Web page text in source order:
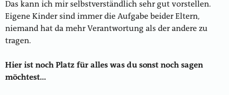
Das kann ich mir selbstverständlich sehr gut vorstellen.
Eigene Kinder sind immer die Aufgabe beider Eltern,
niemand hat da mehr Verantwortung als der andere zu
tragen.
Hier ist noch Platz für alles was du sonst noch sagen
möchtest...